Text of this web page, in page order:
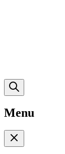
Menu